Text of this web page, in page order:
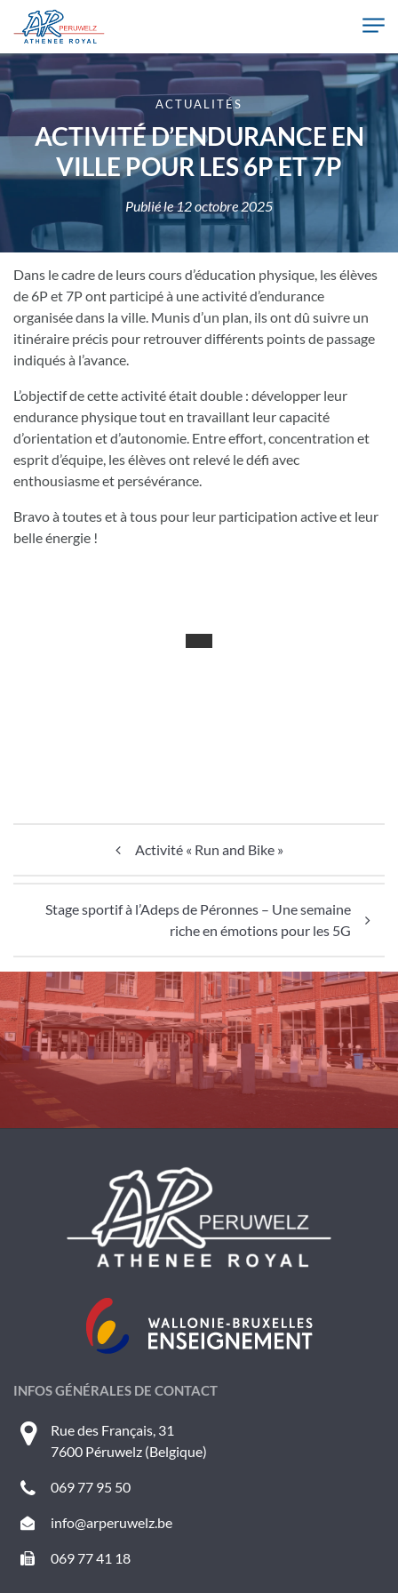
Skip to main content
Athénée Royal de Péruwelz
ACTUALITÉS
ACTIVITÉ D’ENDURANCE EN
VILLE POUR LES 6P ET 7P
Publié le12 octobre 2025
Dans le cadre de leurs cours d’éducation physique, les élèves
de 6P et 7P ont participé à une activité d’endurance
organisée dans la ville. Munis d’un plan, ils ont dû suivre un
itinéraire précis pour retrouver différents points de passage
indiqués à l’avance.
L’objectif de cette activité était double : développer leur
endurance physique tout en travaillant leur capacité
d’orientation et d’autonomie. Entre effort, concentration et
esprit d’équipe, les élèves ont relevé le défi avec
enthousiasme et persévérance.
Bravo à toutes et à tous pour leur participation active et leur
belle énergie !
Activité « Run and Bike »
Stage sportif à l’Adeps de Péronnes – Une semaine
riche en émotions pour les 5G
INFOS GÉNÉRALES DE CONTACT
Rue des Français, 31
7600 Péruwelz (Belgique)
069 77 95 50
info@arperuwelz.be
069 77 41 18